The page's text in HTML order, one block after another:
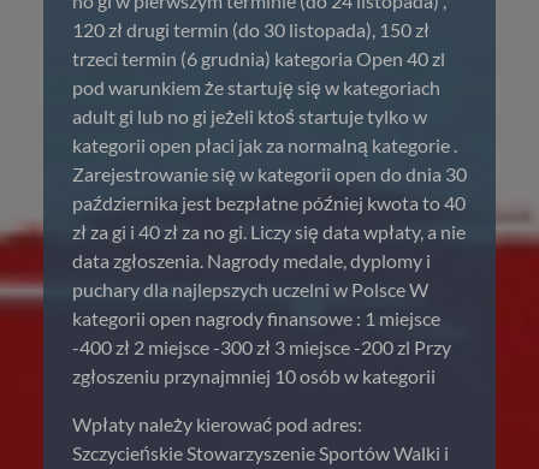
120 zł drugi termin (do 30 listopada), 150 zł
trzeci termin (6 grudnia) kategoria Open 40 zl
pod warunkiem że startuję się w kategoriach
adult gi lub no gi jeżeli ktoś startuje tylko w
kategorii open płaci jak za normalną kategorie .
Zarejestrowanie się w kategorii open do dnia 30
października jest bezpłatne później kwota to 40
zł za gi i 40 zł za no gi. Liczy się data wpłaty, a nie
data zgłoszenia. Nagrody medale, dyplomy i
puchary dla najlepszych uczelni w Polsce W
kategorii open nagrody finansowe : 1 miejsce
-400 zł 2 miejsce -300 zł 3 miejsce -200 zl Przy
zgłoszeniu przynajmniej 10 osób w kategorii
Wpłaty należy kierować pod adres:
Szczycieńskie Stowarzyszenie Sportów Walki i